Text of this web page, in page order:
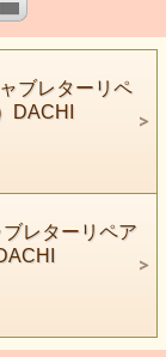
ブレターリペ
DACHI
レターリペア